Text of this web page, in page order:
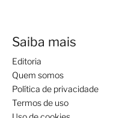
Saiba mais
Editoria
Quem somos
Política de privacidade
Termos de uso